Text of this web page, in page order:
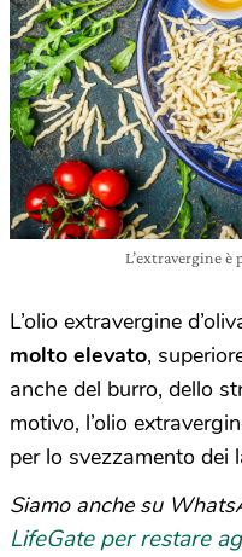
L’extravergine
L’olio extravergine
molto elevato,
anche del burro, dello
motivo, l’olio
per lo svezzamento dei
Siamo anche su
LifeGate per restare